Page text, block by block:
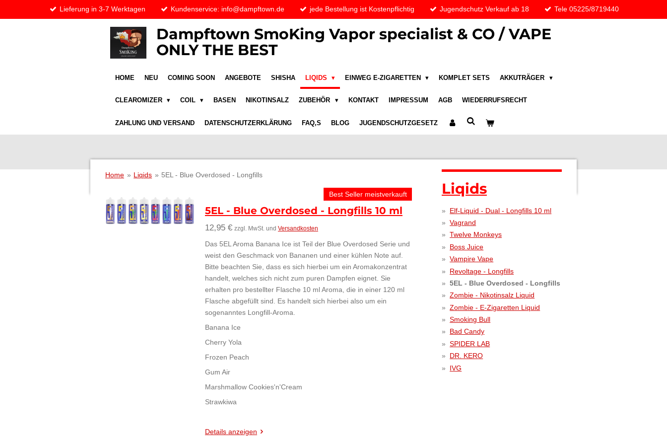
Hauptinhalt
Lieferung in 3-7 Werktagen Kundenservice: info@dampftown.de jede Bestellung ist Kostenpflichtig Jugendschutz Verkauf ab 18 Tele 05225/8719440
Dampftown SmoKing Vapor specialist & CO / VAPE
ONLY THE BEST
HOME NEU COMING SOON ANGEBOTE SHISHA LIQIDS EINWEG E-ZIGARETTEN KOMPLET SETS AKKUTRÄGER
CLEAROMIZER COIL BASEN NIKOTINSALZ ZUBEHÖR KONTAKT IMPRESSUM AGB WIEDERRUFSRECHT
ZAHLUNG UND VERSAND DATENSCHUTZERKLÄRUNG FAQ,S BLOG JUGENDSCHUTZGESETZ
Home » Liqids » 5EL - Blue Overdosed - Longfills
Best Seller meistverkauft
5EL - Blue Overdosed - Longfills 10 ml
12,95 € zzgl. MwSt. und Versandkosten
Das 5EL Aroma Banana Ice ist Teil der Blue Overdosed Serie und
weist den Geschmack von Bananen und einer kühlen Note auf.
Bitte beachten Sie, dass es sich hierbei um ein Aromakonzentrat
handelt, welches sich nicht zum puren Dampfen eignet. Sie
erhalten pro bestellter Flasche 10 ml Aroma, die in einer 120 ml
Flasche abgefüllt sind. Es handelt sich hierbei also um ein
sogenanntes Longfill-Aroma.
Banana Ice
Cherry Yola
Frozen Peach
Gum Air
Marshmallow Cookies'n'Cream
Strawkiwa
Details anzeigen
Liqids
Elf-Liquid - Dual - Longfills 10 ml
Vagrand
Twelve Monkeys
Boss Juice
Vampire Vape
Revoltage - Longfills
5EL - Blue Overdosed - Longfills
Zombie - Nikotinsalz Liquid
Zombie - E-Zigaretten Liquid
Smoking Bull
Bad Candy
SPIDER LAB
DR. KERO
IVG